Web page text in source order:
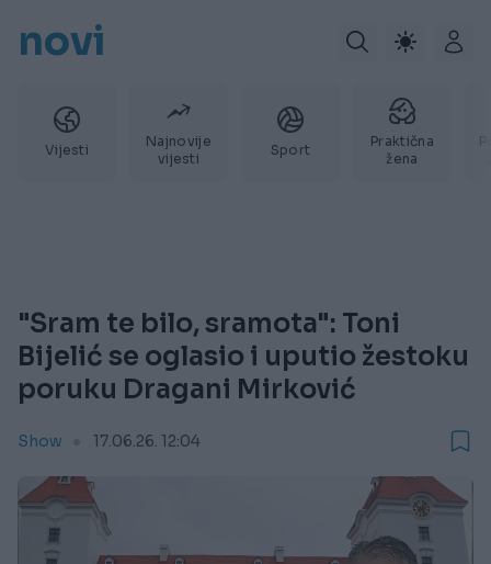
novi
Vijesti
Najnovije
vijesti
Sport
Praktična
žena
"Sram te bilo, sramota": Toni
Bijelić se oglasio i uputio žestoku
poruku Dragani Mirković
Show 17.06.26. 12:04